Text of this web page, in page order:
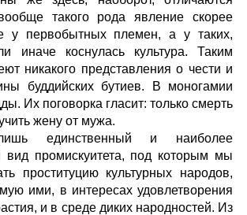
такого рода явление скорее
у первобытных племен, а у таких,
иначе коснулась культура. Таким
никакого представления о чести и
буддийских бутиев. В моногамии
Их поговорка гласит: только смерть
жену от мужа.
единственный и наиболее
вид промискуитета, под которым мы
проституцию культурных народов,
ими, в интересах удовлетворения
и в среде диких народностей. Из